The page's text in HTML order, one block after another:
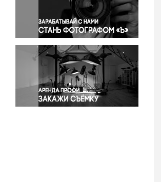
Правосудие
Происшествия и конфликты
Религия
Светская жизнь
Спорт
Экология
Экономика и бизнес